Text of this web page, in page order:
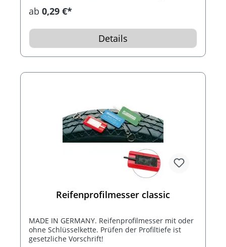
ab 0,29 €*
Details
Reifenprofilmesser classic
MADE IN GERMANY. Reifenprofilmesser mit oder
ohne Schlüsselkette. Prüfen der Profiltiefe ist
gesetzliche Vorschrift!